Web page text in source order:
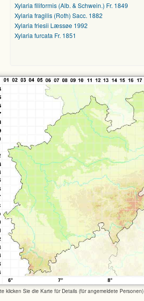
Xylaria filiformis (Alb. & Schwein.) Fr. 1849
Xylaria fragilis (Roth) Sacc. 1882
Xylaria friesii Læssøe 1992
Xylaria furcata Fr. 1851
klicken Sie die Karte für Details (für angemeldete Personen)